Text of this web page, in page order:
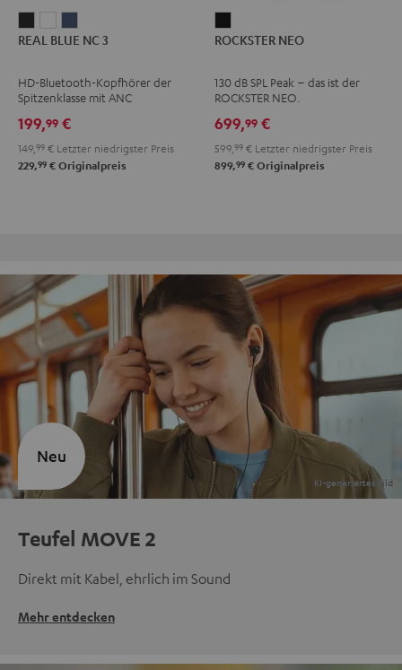
BLUE
3
Night
Black
BLUE
3
Pearl
White
BLUE
3
Steel
REAL BLUE NC 3
HD-Bluetooth-Kopfhörer der
Spitzenklasse mit ANC
199,99 €
149, 99 € Letzter niedrigster Preis
229,99 € Originalpreis
NEO
ROCKSTER NEO
130 dB SPL Peak – das ist der
ROCKSTER NEO.
699,99 €
599, 99 € Letzter niedrigster Preis
899,99 € Originalpreis
Teufel MOVE 2
Direkt mit Kabel, ehrlich im Sound
Mehr entdecken
Neu